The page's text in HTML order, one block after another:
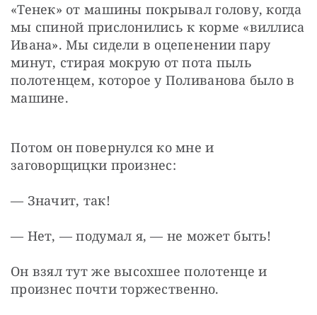
«Тенек» от машины покрывал голову, когда
мы спиной прислонились к корме «виллиса
Ивана». Мы сидели в оцепенении пару
минут, стирая мокрую от пота пыль
полотенцем, которое у Поливанова было в
машине.
Потом он повернулся ко мне и
заговорщицки произнес:
— Значит, так!
— Нет, — подумал я, — не может быть!
Он взял тут же высохшее полотенце и
произнес почти торжественно.